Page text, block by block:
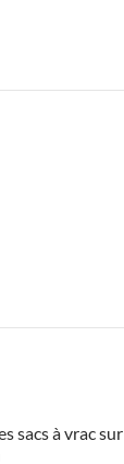
sacs à vrac sur